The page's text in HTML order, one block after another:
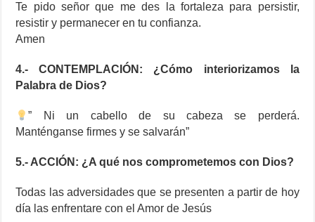
Te pido señor que me des la fortaleza para persistir,
resistir y permanecer en tu confianza.
Amen
4.- CONTEMPLACIÓN: ¿Cómo interiorizamos la
Palabra de Dios?
” Ni un cabello de su cabeza se perderá.
Manténganse firmes y se salvarán”
5.- ACCIÓN: ¿A qué nos comprometemos con Dios?
Todas las adversidades que se presenten a partir de hoy
día las enfrentare con el Amor de Jesús